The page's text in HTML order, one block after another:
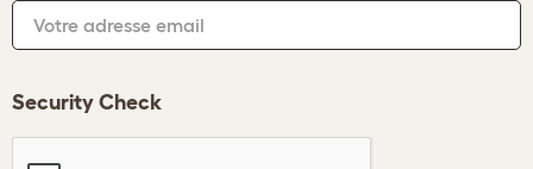
Votre adresse email
Security Check